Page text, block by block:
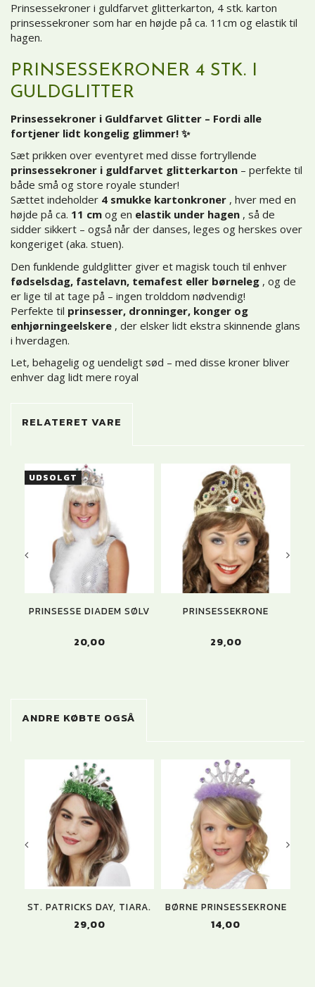
Prinsessekroner i guldfarvet glitterkarton, 4 stk. karton
prinsessekroner som har en højde på ca. 11cm og elastik til
hagen.
PRINSESSEKRONER 4 STK. I
GULDGLITTER
Prinsessekroner i Guldfarvet Glitter – Fordi alle
fortjener lidt kongelig glimmer! ✨
Sæt prikken over eventyret med disse fortryllende
prinsessekroner i guldfarvet glitterkarton – perfekte til
både små og store royale stunder!
Sættet indeholder 4 smukke kartonkroner , hver med en
højde på ca. 11 cm og en elastik under hagen , så de
sidder sikkert – også når der danses, leges og herskes over
kongeriget (aka. stuen).
Den funklende guldglitter giver et magisk touch til enhver
fødselsdag, fastelavn, temafest eller børneleg , og de
er lige til at tage på – ingen trolddom nødvendig!
Perfekte til prinsesser, dronninger, konger og
enhjørningeelskere , der elsker lidt ekstra skinnende glans
i hverdagen.
Let, behagelig og uendeligt sød – med disse kroner bliver
enhver dag lidt mere royal
RELATERET VARE
UDSOLGT
PRINSESSE DIADEM SØLV
20,00
PRINSESSEKRONE
29,00
ANDRE KØBTE OGSÅ
ST. PATRICKS DAY, TIARA.
29,00
BØRNE PRINSESSEKRONE
14,00